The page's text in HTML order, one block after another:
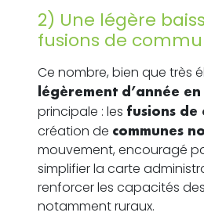
2) Une légère
fusions de
Ce nombre, bien que très
légèrement d’année
principale : les fusions de
création de communes
mouvement, encouragé
simplifier la carte
renforcer les capacités
notamment ruraux.